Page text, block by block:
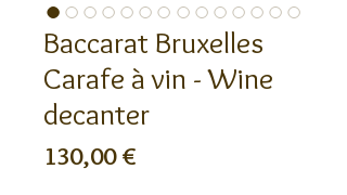
Baccarat Bruxelles
Carafe à vin - Wine
decanter
130,00 €